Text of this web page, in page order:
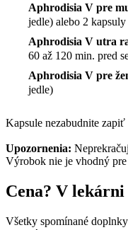
Aphrodisia V pre
jedle) alebo 2
Aphrodisia V utra
60 až 120 min. pred
Aphrodisia V pre
jedle)
Kapsule nezabudnite
Upozornenia:
Výrobok nie je vhodný pre
Cena? V
Všetky spomínané